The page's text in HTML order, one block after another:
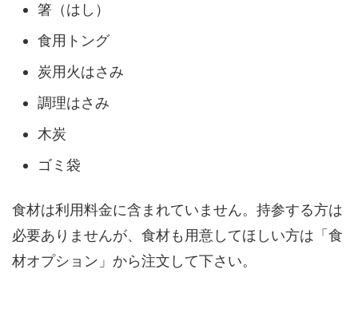
箸（はし）
食用トング
炭用火はさみ
調理はさみ
木炭
ゴミ袋
食材は利用料金に含まれていません。持参する方は
必要ありませんが、食材も用意してほしい方は「食
材オプション」から注文して下さい。